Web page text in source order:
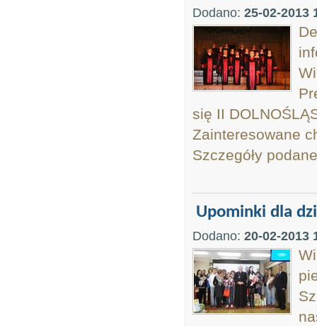
Dodano: 25-02-2013
się II
Zainteresowane
Szczegóły
Upominki dla
Dodano: 20-02-2013